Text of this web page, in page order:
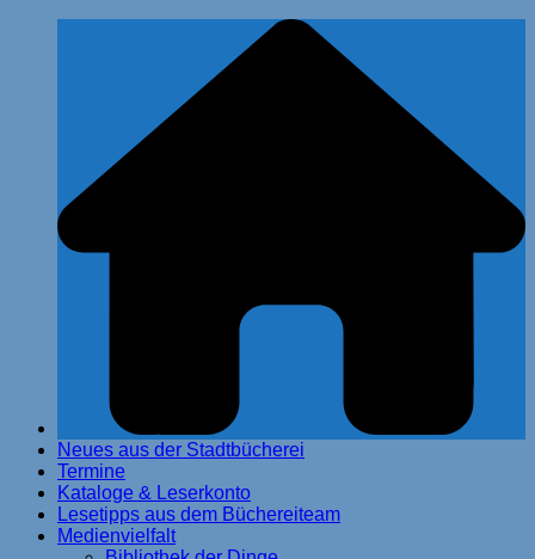
Neues aus der Stadtbücherei
Termine
Kataloge & Leserkonto
Lesetipps aus dem Büchereiteam
Medienvielfalt